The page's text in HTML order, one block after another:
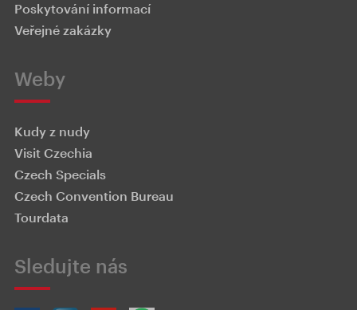
Poskytování informací
Veřejné zakázky
Weby
Kudy z nudy
Visit Czechia
Czech Specials
Czech Convention Bureau
Tourdata
Sledujte nás